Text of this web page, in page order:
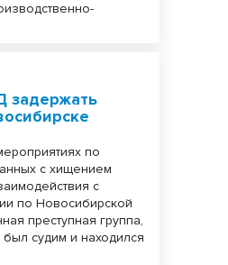
задержать
по
с хищением
с
по Новосибирской
преступная группа,
судим и находился